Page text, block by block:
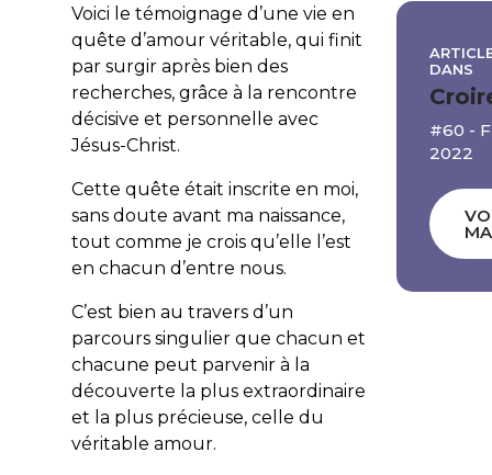
Voici le témoignage d’une vie en
quête d’amour véritable, qui finit
par surgir après bien des
recherches, grâce à la rencontre
décisive et personnelle avec
Jésus-Christ.
Cette quête était inscrite en moi,
sans doute avant ma naissance,
tout comme je crois qu’elle l’est
en chacun d’entre nous.
C’est bien au travers d’un
parcours singulier que chacun et
chacune peut parvenir à la
découverte la plus extraordinaire
et la plus précieuse, celle du
véritable amour.
DANS
#60 -
2022